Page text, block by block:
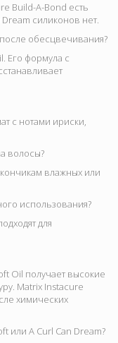
Build-A-Bond есть
силиконов нет.
обесцвечивания?
. Его формула с
с нотами ириски,
волосы?
влажных или
использования?
для
Oil получает высокие
Matrix Instacure
химических
или A Curl Can Dream?